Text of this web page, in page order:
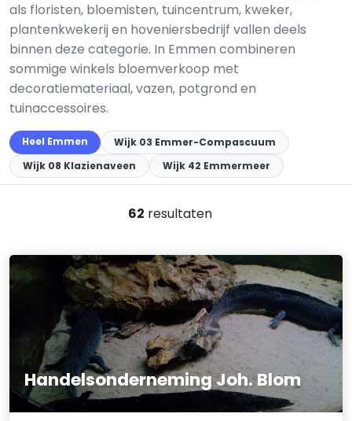
als floristen, bloemisten, tuincentrum, kweker,
plantenkwekerij en hoveniersbedrijf vallen deels
binnen deze categorie. In Emmen combineren
sommige winkels bloemverkoop met
decoratiemateriaal, vazen, potgrond en
tuinaccessoires.
Heel Emmen
Wijk 03 Emmer-Compascuum
Wijk 08 Klazienaveen
Wijk 42 Emmermeer
62 resultaten
Handelsonderneming Joh. Blom